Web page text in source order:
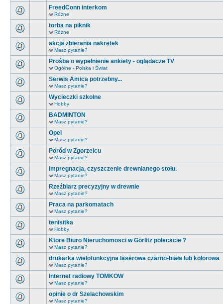
FreedConn interkom
w Różne
torba na piknik
w Różne
akcja zbierania nakrętek
w Masz pytanie?
Prośba o wypełnienie ankiety - oglądacze TV
w Ogólne - Polska i Świat
Serwis Amica potrzebny...
w Masz pytanie?
Wycieczki szkolne
w Hobby
BADMINTON
w Masz pytanie?
Opel
w Masz pytanie?
Poród w Zgorzelcu
w Masz pytanie?
Impregnacja, czyszczenie drewnianego stołu.
w Masz pytanie?
Rzeźbiarz precyzyjny w drewnie
w Masz pytanie?
Praca na parkomatach
w Masz pytanie?
tenisitka
w Hobby
Ktore Biuro Nieruchomosci w Görlitz polecacie ?
w Masz pytanie?
drukarka wielofunkcyjna laserowa czarno-biała lub kolorowa
w Masz pytanie?
Internet radiowy TOMKOW
w Masz pytanie?
opinie o dr Szelachowskim
w Masz pytanie?